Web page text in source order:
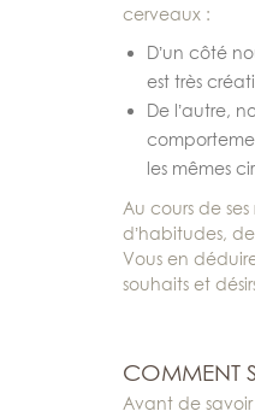
cerveaux :
D’un côté
est très
De l’autre,
les mêmes
Au cours de
d’habitudes,
Vous en
souhaits et
COMMENT
Avant de